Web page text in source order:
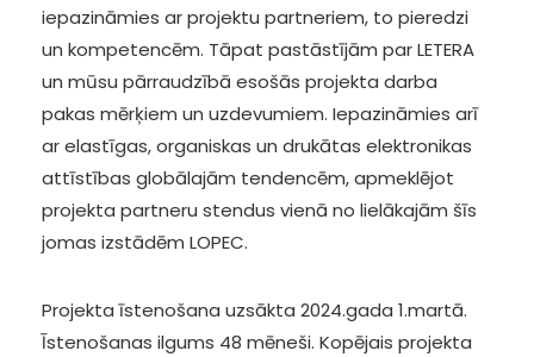
iepazināmies ar projektu partneriem, to pieredzi
un kompetencēm. Tāpat pastāstījām par LETERA
un mūsu pārraudzībā esošās projekta darba
pakas mērķiem un uzdevumiem. Iepazināmies arī
ar elastīgas, organiskas un drukātas elektronikas
attīstības globālajām tendencēm, apmeklējot
projekta partneru stendus vienā no lielākajām šīs
jomas izstādēm LOPEC.
Projekta īstenošana uzsākta 2024.gada 1.martā.
Īstenošanas ilgums 48 mēneši. Kopējais projekta